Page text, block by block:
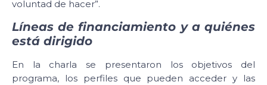
voluntad de hacer”.
Líneas de financiamiento y a quiénes
está dirigido
En la charla se presentaron los objetivos del
programa, los perfiles que pueden acceder y las